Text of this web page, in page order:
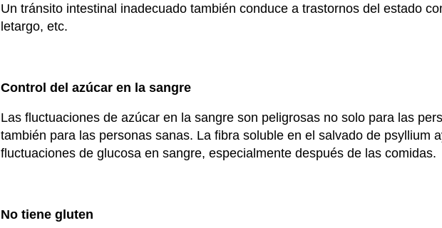
Un tránsito intestinal inadecuado también conduce a trastornos del estado
letargo, etc.
Control del azúcar en la sangre
Las fluctuaciones de azúcar en la sangre son peligrosas no solo para las
también para las personas sanas. La fibra soluble en el salvado de psyllium
fluctuaciones de glucosa en sangre, especialmente después de las comidas.
No tiene gluten